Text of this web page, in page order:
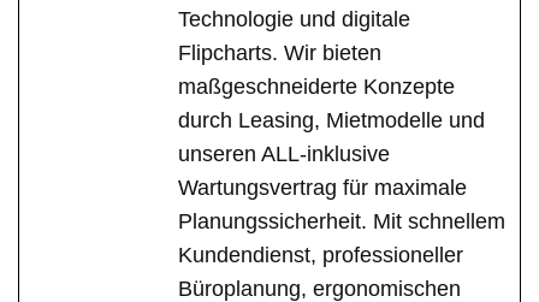
Technologie und digitale
Flipcharts. Wir bieten
maßgeschneiderte Konzepte
durch Leasing, Mietmodelle und
unseren ALL-inklusive
Wartungsvertrag für maximale
Planungssicherheit. Mit schnellem
Kundendienst, professioneller
Büroplanung, ergonomischen